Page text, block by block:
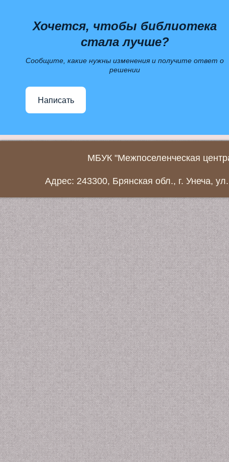
Хочется, чтобы библиотека
стала лучше?
Сообщите, какие нужны изменения и получите ответ о
решении
Написать
МБУК "Межпоселенческая
Адрес: 243300, Брянская обл., г. Унеча,